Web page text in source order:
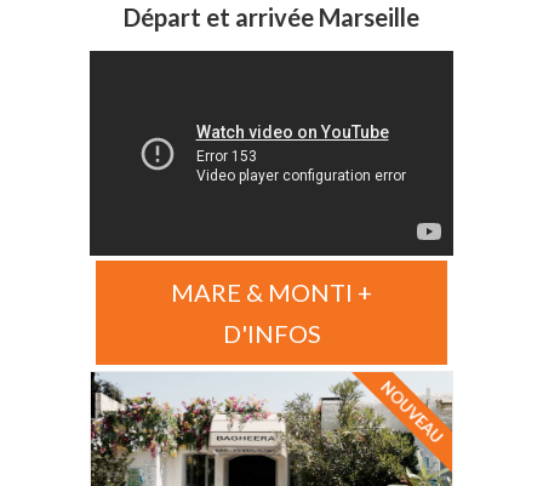
Départ et arrivée Marseille
MARE & MONTI +
D'INFOS
NOUVEAU